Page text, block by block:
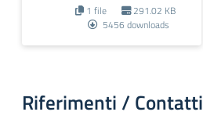
1 file
291.02 KB
5456 downloads
Riferimenti / Contatti